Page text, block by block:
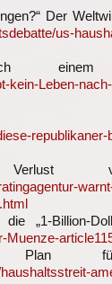
Der
us-
US-
kein-Leben-
von
„1-Billion-
Muenze-
Plan für